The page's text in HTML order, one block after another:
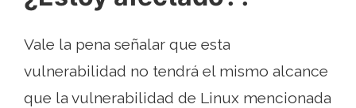
Vale la pena señalar que esta
vulnerabilidad no tendrá el mismo alcance
que la vulnerabilidad de Linux mencionada